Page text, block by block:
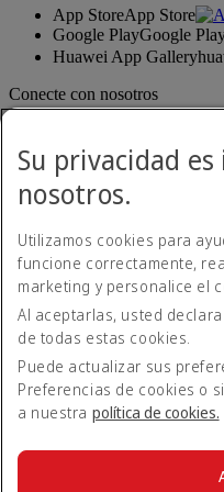
App StoreApp Store
Google PlayGoogle
Huawei App Gallery
Conecte con nosotros
Declaración de
Contacte con nosotros
Política de privacidad
Condiciones generales
Política de cookies
Ciberseguridad
Su privacidad
nosotros.
Utilizamos cookies para
funcione correctamente,
marketing y personalice el
Al aceptarlas, usted
de todas estas cookies.
Puede actualizar sus
Preferencias de cookies o
a nuestra política de cookies.